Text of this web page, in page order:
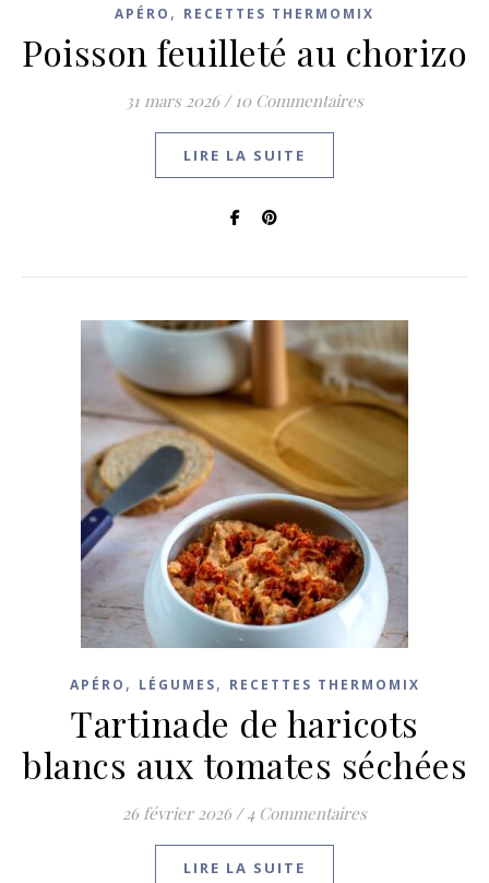
APÉRO , RECETTES THERMOMIX
Poisson feuilleté au chorizo
31 mars 2026 / 10 Commentaires
LIRE LA SUITE
APÉRO , LÉGUMES, RECETTES THERMOMIX
Tartinade de haricots
blancs aux tomates séchées
26 février 2026 / 4 Commentaires
LIRE LA SUITE